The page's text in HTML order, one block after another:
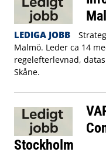
LEDIGA JOBB
Malmö. Leder ca 14
regelefterlevnad,
Skåne.
Stockholm